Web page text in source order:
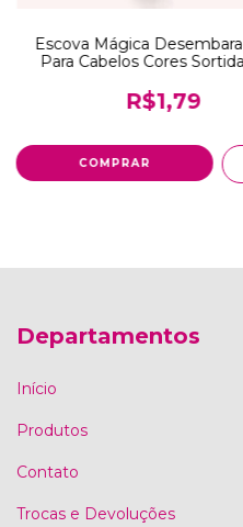
Escova Mágica
Para Cabelos Cores
R$1,79
Departamentos
Início
Produtos
Contato
Trocas e Devoluções